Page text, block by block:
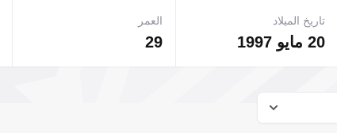
20 مايو 1997
تاريخ الميلاد
29
العمر